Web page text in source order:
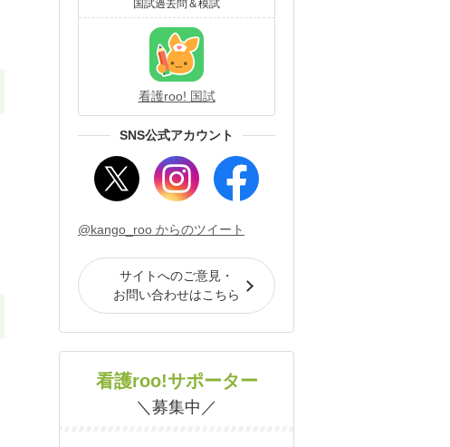
国試過去問＆模試
看護roo! 国試
SNS公式アカウント
@kango_roo からのツイート
サイトへのご意見・
お問い合わせはこちら
看護roo!サポーター
＼募集中／